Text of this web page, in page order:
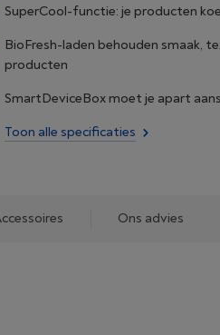
SuperCool-functie: je producten
BioFresh-laden behouden smaak,
producten
SmartDeviceBox moet je apart
Toon alle specificaties
Ons advies